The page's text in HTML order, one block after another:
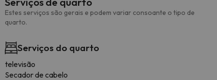
Estes serviços são gerais e podem variar consoante o tipo de
quarto.
Serviços do quarto
televisão
Secador de cabelo